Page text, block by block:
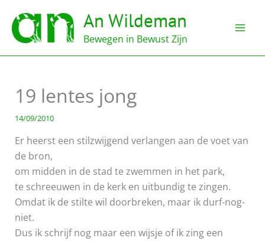
naar
inhoud
An Wildeman
Bewegen in Bewust Zijn
19 lentes jong
14/09/2010
Er heerst een stilzwijgend verlangen aan de voet van
de bron,
om midden in de stad te zwemmen in het park,
te schreeuwen in de kerk en uitbundig te zingen.
Omdat ik de stilte wil doorbreken, maar ik durf-nog-
niet.
Dus ik schrijf nog maar een wijsje of ik zing een